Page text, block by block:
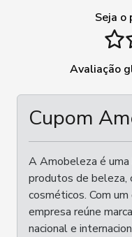
Seja o
Avaliação
Cupom
A Amobeleza é
produtos de beleza,
cosméticos. Com
empresa reúne
nacional e